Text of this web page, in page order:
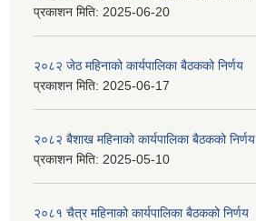
प्रकाशन मिति: 2025-06-20
२०८२ जेठ महिनाको कार्यपालिका बैठकको निर्णय
प्रकाशन मिति: 2025-06-17
२०८२ बैशाख महिनाको कार्यपालिका बैठकको निर्णय
प्रकाशन मिति: 2025-05-10
२०८१ चैत्र महिनाको कार्यपालिका बैठकको निर्णय